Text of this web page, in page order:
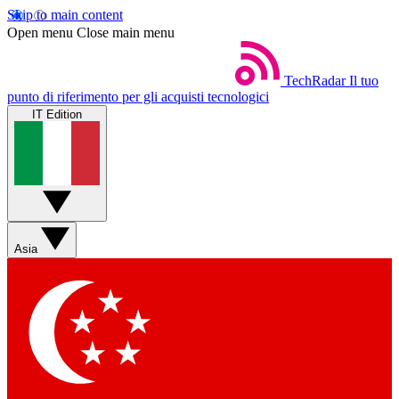
Skip to main content
Open menu Close main menu
TechRadar Il tuo
punto di riferimento per gli acquisti tecnologici
IT Edition
Asia